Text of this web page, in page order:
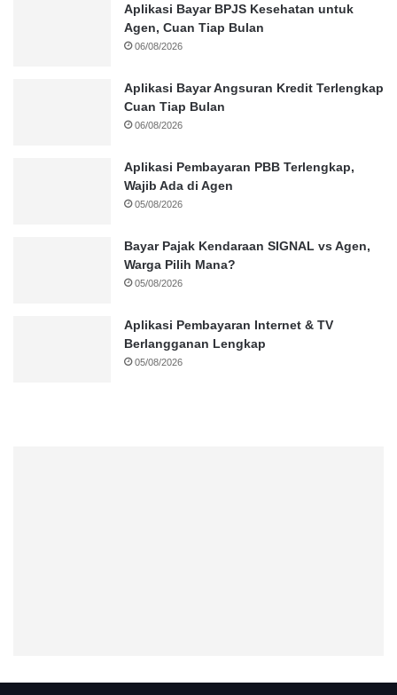
Aplikasi Bayar BPJS Kesehatan untuk
Agen, Cuan Tiap Bulan
06/08/2026
Aplikasi Bayar Angsuran Kredit Terlengkap
Cuan Tiap Bulan
06/08/2026
Aplikasi Pembayaran PBB Terlengkap,
Wajib Ada di Agen
05/08/2026
Bayar Pajak Kendaraan SIGNAL vs Agen,
Warga Pilih Mana?
05/08/2026
Aplikasi Pembayaran Internet & TV
Berlangganan Lengkap
05/08/2026